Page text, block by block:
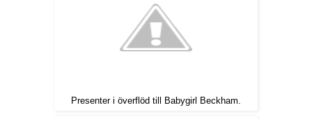
Presenter i överflöd till Babygirl Beckham.